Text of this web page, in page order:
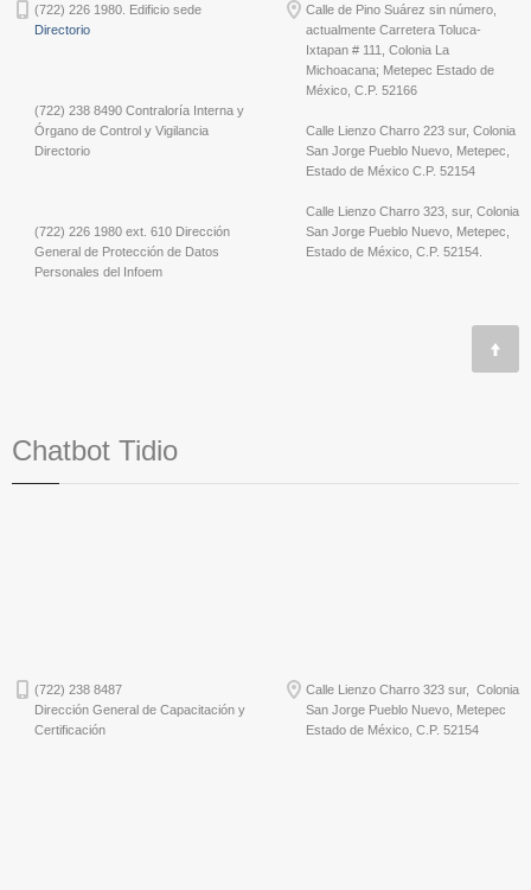
(722) 226 1980. Edificio sede
Directorio
(722) 238 8490 Contraloría Interna y
Órgano de Control y Vigilancia
Directorio
(722) 226 1980 ext. 610 Dirección
General de Protección de Datos
Personales del Infoem
Calle de Pino Suárez sin número,
actualmente Carretera Toluca-
Ixtapan # 111, Colonia La
Michoacana; Metepec Estado de
México, C.P. 52166
Calle Lienzo Charro 223 sur, Colonia
San Jorge Pueblo Nuevo, Metepec,
Estado de México C.P. 52154
Calle Lienzo Charro 323, sur, Colonia
San Jorge Pueblo Nuevo, Metepec,
Estado de México, C.P. 52154.
Chatbot Tidio
(722) 238 8487
Dirección General de Capacitación y
Certificación
Calle Lienzo Charro 323 sur, Colonia
San Jorge Pueblo Nuevo, Metepec
Estado de México, C.P. 52154